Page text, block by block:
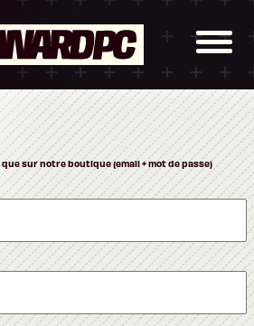
sur notre boutique (email + mot de passe)